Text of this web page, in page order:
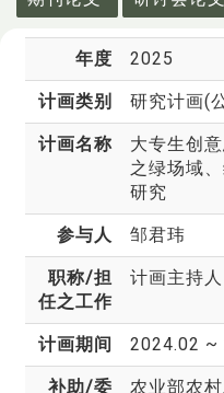
年度 2025
计画类别 研究计画(
计画名称
大专生创
之绿场域
研究
参与人 邹君玮
职称/担
任之工作
计画主持人
计画期间 2024.02 ~
补助/委
农业部农